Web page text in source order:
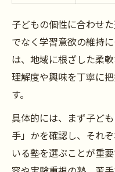
子どもの個性に合わせ
でなく学習意欲の維持
は、地域に根ざした柔
理解度や興味を丁寧に
す。
具体的には、まず子ど
手」かを確認し、それ
いる塾を選ぶことが重